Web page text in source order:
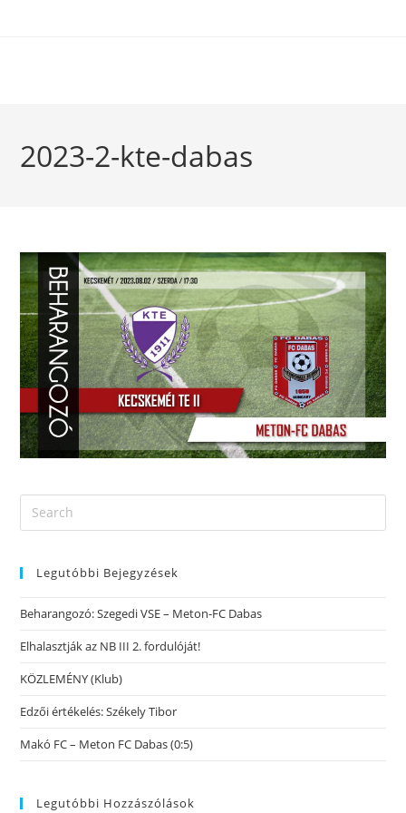
2023-2-kte-dabas
Legutóbbi Bejegyzések
Beharangozó: Szegedi VSE – Meton-FC Dabas
Elhalasztják az NB III 2. fordulóját!
KÖZLEMÉNY (Klub)
Edzői értékelés: Székely Tibor
Makó FC – Meton FC Dabas (0:5)
Legutóbbi Hozzászólások